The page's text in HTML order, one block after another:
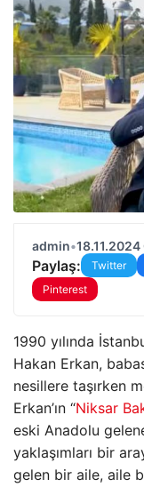
admin•
Paylaş: Twitter
Pinterest
1990 yılında
Hakan Erkan,
nesillere taşırken
Erkan’ın “Niksar
eski Anadolu
yaklaşımları bir
gelen bir aile, aile